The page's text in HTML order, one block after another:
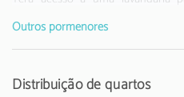
maquina de lavar roupa, secar,
Tem ao seu dispor bicicletas para
de Faro.
autocarros "Eva", 350 m da
Outros pormenores
Distribuição de quartos